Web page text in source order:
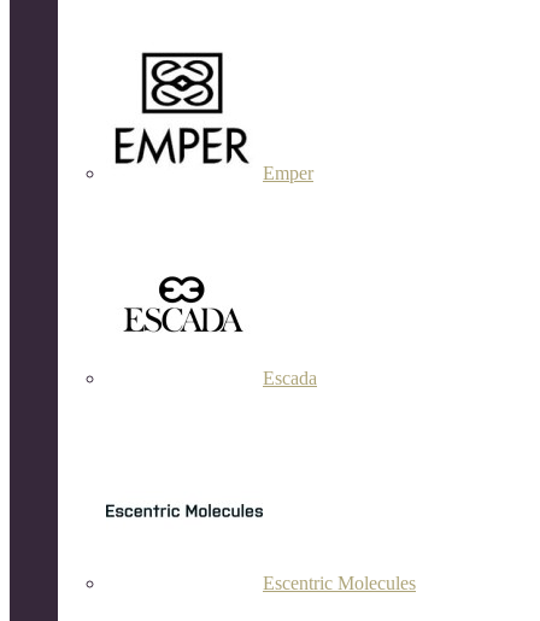
Emper
Escada
Escentric Molecules